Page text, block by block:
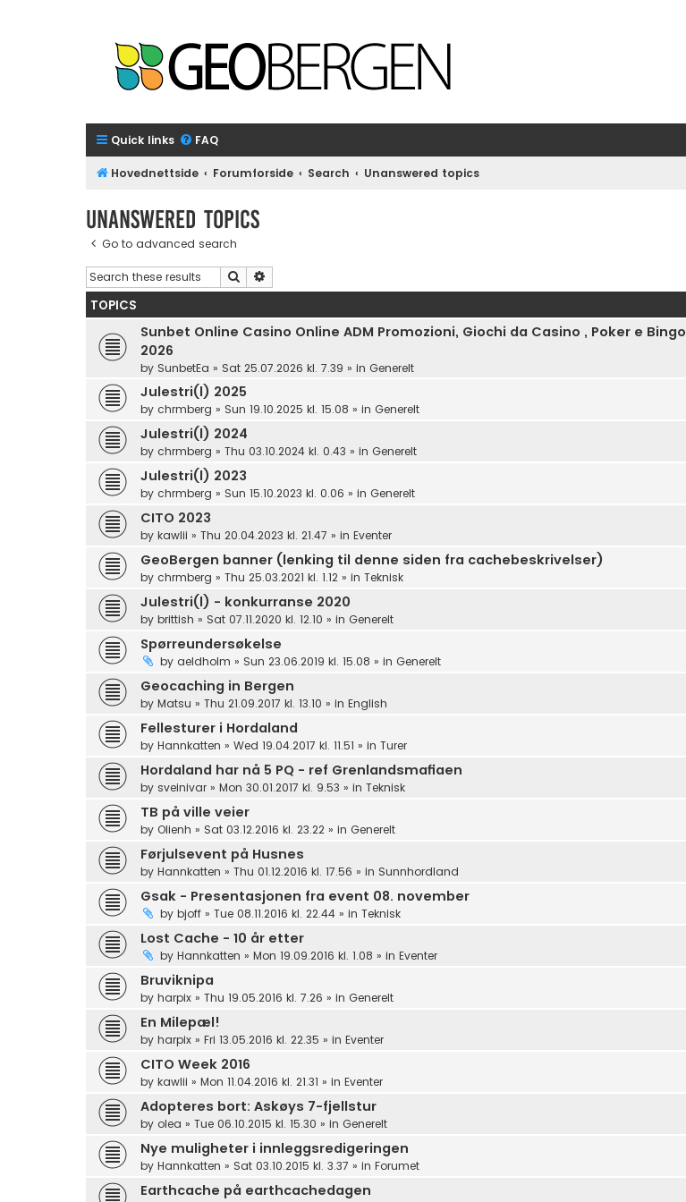
Quick links FAQ
Hovednettside Forumforside Search Unanswered topics
Unanswered topics
Go to advanced search
Search
TOPICS
Sunbet Online Casino Online ADM Promozioni, Giochi da Casino , Poker e Bingo
2026
by SunbetEa » Sat 25.07.2026 kl. 7.39 » in Generelt
Julestri(l) 2025
by chrmberg » Sun 19.10.2025 kl. 15.08 » in Generelt
Julestri(l) 2024
by chrmberg » Thu 03.10.2024 kl. 0.43 » in Generelt
Julestri(l) 2023
by chrmberg » Sun 15.10.2023 kl. 0.06 » in Generelt
CITO 2023
by kawlii » Thu 20.04.2023 kl. 21.47 » in Eventer
GeoBergen banner (lenking til denne siden fra cachebeskrivelser)
by chrmberg » Thu 25.03.2021 kl. 1.12 » in Teknisk
Julestri(l) - konkurranse 2020
by brittish » Sat 07.11.2020 kl. 12.10 » in Generelt
Spørreundersøkelse
by aeldholm » Sun 23.06.2019 kl. 15.08 » in Generelt
Geocaching in Bergen
by Matsu » Thu 21.09.2017 kl. 13.10 » in English
Fellesturer i Hordaland
by Hannkatten » Wed 19.04.2017 kl. 11.51 » in Turer
Hordaland har nå 5 PQ - ref Grenlandsmafiaen
by sveinivar » Mon 30.01.2017 kl. 9.53 » in Teknisk
TB på ville veier
by Olienh » Sat 03.12.2016 kl. 23.22 » in Generelt
Førjulsevent på Husnes
by Hannkatten » Thu 01.12.2016 kl. 17.56 » in Sunnhordland
Gsak - Presentasjonen fra event 08. november
by bjoff » Tue 08.11.2016 kl. 22.44 » in Teknisk
Lost Cache - 10 år etter
by Hannkatten » Mon 19.09.2016 kl. 1.08 » in Eventer
Bruviknipa
by harpix » Thu 19.05.2016 kl. 7.26 » in Generelt
En Milepæl!
by harpix » Fri 13.05.2016 kl. 22.35 » in Eventer
CITO Week 2016
by kawlii » Mon 11.04.2016 kl. 21.31 » in Eventer
Adopteres bort: Askøys 7-fjellstur
by olea » Tue 06.10.2015 kl. 15.30 » in Generelt
Nye muligheter i innleggsredigeringen
by Hannkatten » Sat 03.10.2015 kl. 3.37 » in Forumet
Earthcache på earthcachedagen